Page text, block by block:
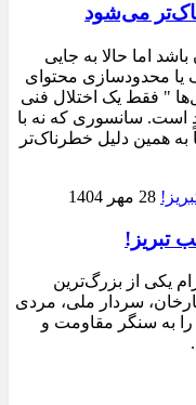
می‌شود
اما حالا به جایی
یا محدودسازی محتوای
" فقط یک اختلال فنی
است. سانسوری که نه با
به همین دلیل خطرناک‌تر
28 مهر 1404
تبریز!
یکی از بزرگ‌ترین
سردار ملی، مردی
را به سنگر مقاومت و